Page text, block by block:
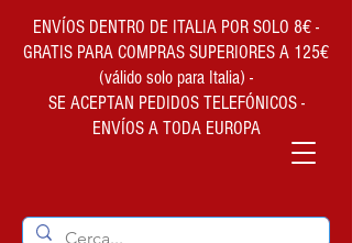
ENVÍOS DENTRO DE ITALIA POR SOLO 8€ -
GRATIS PARA COMPRAS SUPERIORES A 125€
(válido solo para Italia) -
SE ACEPTAN PEDIDOS TELEFÓNICOS -
ENVÍOS A TODA EUROPA